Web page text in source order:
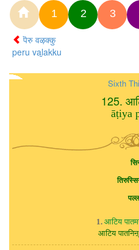
1 2 3
पॆरु वऴक्कु
peru vaḻakku
Sixth
125.
āṭiya
1. आटिय
आटिय